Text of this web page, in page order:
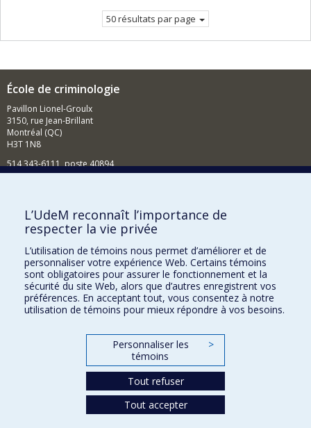
50 résultats par page
École de criminologie
Pavillon Lionel-Groulx
3150, rue Jean-Brillant
Montréal (QC)
H3T 1N8
514 343-6111, poste 40894
Comment soutenir l'École?
BESOIN D'AIDE?
Plan du site
Signaler une erreur
Accessibilité
FACULTÉ DES ARTS ET DES SCIENCES
Nos départements et écoles
L’UdeM reconnaît l’importance de
respecter la vie privée
L’utilisation de témoins nous permet d’améliorer et de
personnaliser votre expérience Web. Certains témoins
sont obligatoires pour assurer le fonctionnement et la
sécurité du site Web, alors que d’autres enregistrent vos
préférences. En acceptant tout, vous consentez à notre
utilisation de témoins pour mieux répondre à vos besoins.
Personnaliser les
témoins
>
Tout refuser
Tout accepter